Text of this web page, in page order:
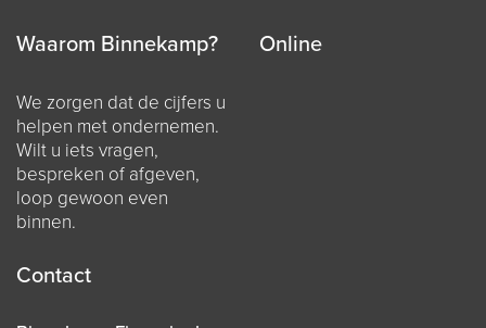
Waarom Binnekamp?
We zorgen dat de cijfers u
helpen met ondernemen.
Wilt u iets vragen,
bespreken of afgeven,
loop gewoon even
binnen.
Online
Contact